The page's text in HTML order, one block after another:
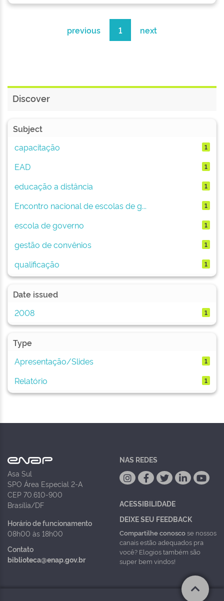
previous 1 next
Discover
Subject
capacitação
1
EAD 1
educação a distância 1
Encontro nacional de escolas de g... 1
escola de governo 1
gestão de convênios 1
qualificação 1
Date issued
2008
1
Type
Apresentação/Slides
1
Relatório 1
Asa Sul
SPO Área Especial 2-A
CEP 70.610-900
Brasília/DF
Horário de funcionamento
08h00 às 18h00
Contato
biblioteca@enap.gov.br
NAS REDES
ACESSIBILIDADE
DEIXE SEU FEEDBACK
Compartilhe conoscose nossos
canais estão adequados pra
você? Elogios também são
super bem vindos!